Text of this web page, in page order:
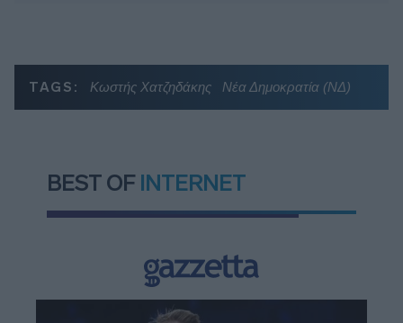
TAGS: Κωστής Χατζηδάκης Νέα Δημοκρατία (ΝΔ)
BEST OF INTERNET